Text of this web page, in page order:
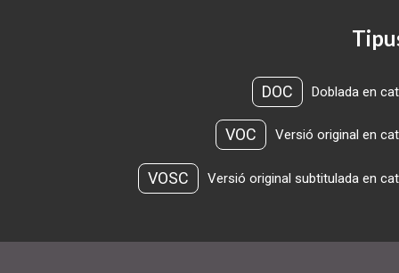
DOC Doblada en
VOC Versió original en
VOSC Versió original subtitulada en